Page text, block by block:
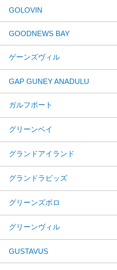
GOLOVIN
GOODNEWS BAY
ゲーンズヴィル
GAP GUNEY ANADULU
ガルフポート
グリーンベイ
グランドアイランド
グランドラピッズ
グリーンズボロ
グリーンヴィル
GUSTAVUS